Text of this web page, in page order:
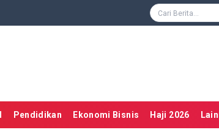
Pendidikan Ekonomi Bisnis Haji 2026